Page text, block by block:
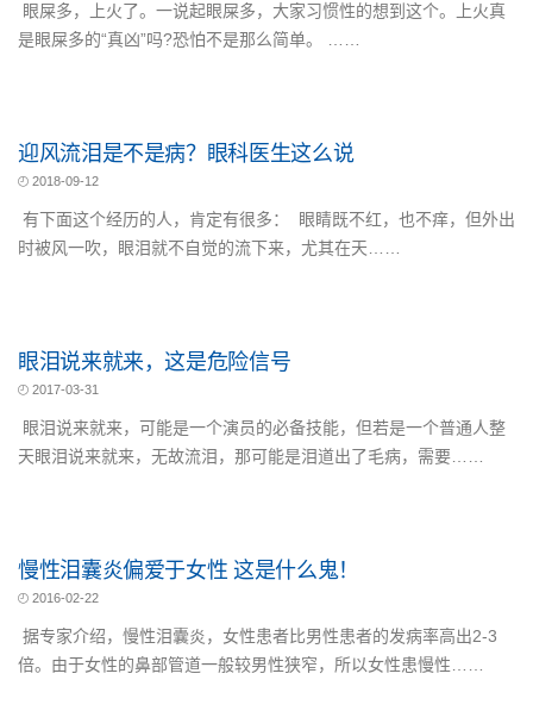
眼屎多，上火了。一说起眼屎多，大家习惯性的想到这个。上火真
是眼屎多的“真凶”吗?恐怕不是那么简单。 ……
迎风流泪是不是病？眼科医生这么说
2018-09-12
有下面这个经历的人，肯定有很多： 眼睛既不红，也不痒，但外出
时被风一吹，眼泪就不自觉的流下来，尤其在天……
眼泪说来就来，这是危险信号
2017-03-31
眼泪说来就来，可能是一个演员的必备技能，但若是一个普通人整
天眼泪说来就来，无故流泪，那可能是泪道出了毛病，需要……
慢性泪囊炎偏爱于女性 这是什么鬼！
2016-02-22
据专家介绍，慢性泪囊炎，女性患者比男性患者的发病率高出2-3
倍。由于女性的鼻部管道一般较男性狭窄，所以女性患慢性……